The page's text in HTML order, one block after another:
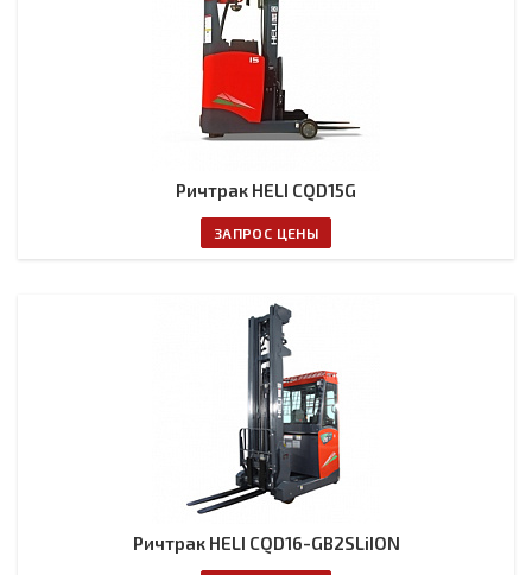
Ричтрак HELI CQD15G
ЗАПРОС ЦЕНЫ
Ричтрак HELI CQD16-GB2SLiION